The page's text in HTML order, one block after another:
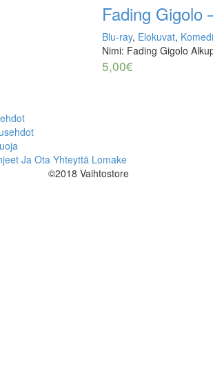
Fading Gigolo
Blu-ray, Elokuvat,
Nimi: Fading Gigolo
5,00€
Ja Ota Yhteyttä Lomake
©2018 Vaihtostore